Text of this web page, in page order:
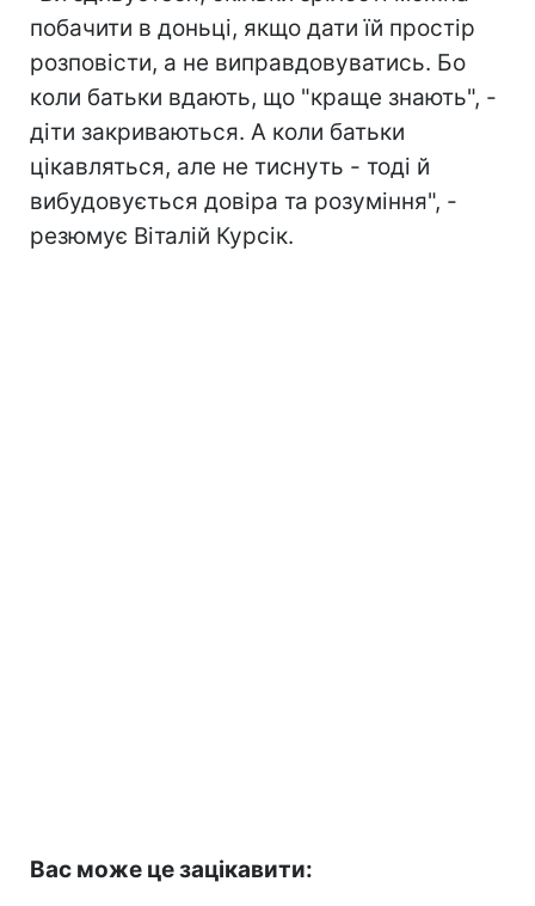
побачити в доньці, якщо дати їй простір
розповісти, а не виправдовуватись. Бо
коли батьки вдають, що "краще знають", -
діти закриваються. А коли батьки
цікавляться, але не тиснуть - тоді й
вибудовується довіра та розуміння", -
резюмує Віталій Курсік.
Вас може це зацікавити: